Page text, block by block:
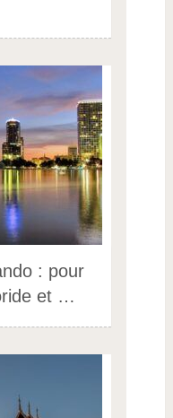
: pour
et …